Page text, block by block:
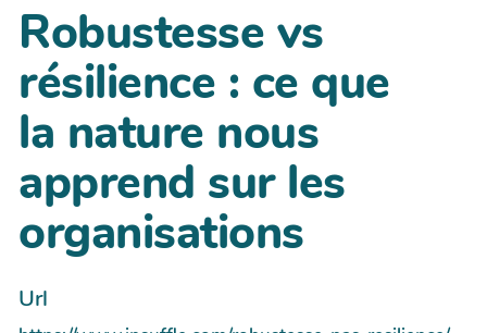
Robustesse vs
résilience : ce que
la nature nous
apprend sur les
organisations
Url